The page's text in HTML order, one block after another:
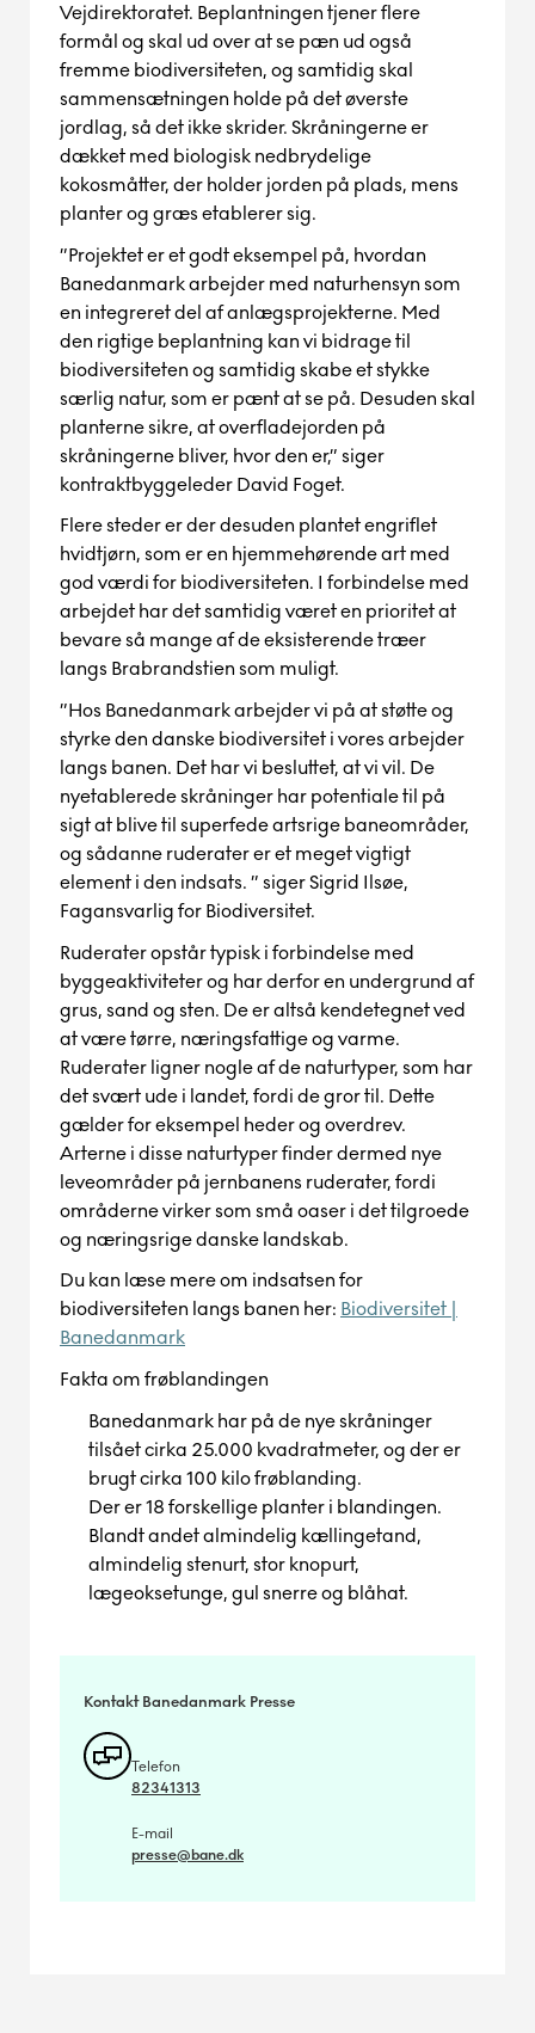
Vejdirektoratet. Beplantningen tjener flere
formål og skal ud over at se pæn ud også
fremme biodiversiteten, og samtidig skal
sammensætningen holde på det øverste
jordlag, så det ikke skrider. Skråningerne er
dækket med biologisk nedbrydelige
kokosmåtter, der holder jorden på plads, mens
planter og græs etablerer sig.
”Projektet er et godt eksempel på, hvordan
Banedanmark arbejder med naturhensyn som
en integreret del af anlægsprojekterne. Med
den rigtige beplantning kan vi bidrage til
biodiversiteten og samtidig skabe et stykke
særlig natur, som er pænt at se på. Desuden skal
planterne sikre, atoverfladejorden på
skråningerne bliver, hvor den er,” siger
kontraktbyggeleder David Foget.
Flere steder er der desuden plantet engriflet
hvidtjørn, som er en hjemmehørende art med
god værdi for biodiversiteten. I forbindelse med
arbejdet har det samtidig været en prioritet at
bevare så mange af de eksisterende træer
langs Brabrand stien som muligt.
”Hos Banedanmarkarbejder vi på at støtte og
styrke den danske biodiversitet i vores arbejder
langs banen. Det har vi besluttet, at vi vil. De
nyetablerede skråninger har potentiale til på
sigt at blive til superfede artsrige baneområder,
og sådanne ruderaterer et meget vigtigt
element i den indsats. ” siger Sigrid Ilsøe,
Fagansvarlig for Biodiversitet.
Ruderateropstår typisk i forbindelse med
byggeaktiviteter og har derfor en undergrund af
grus, sand og sten. Deeraltså kendetegnet ved
at være tørre, næringsfattige og varme.
Ruderater ligner nogle afde naturtyper, som har
det svært ude i landet, fordi de gror til. Dette
gælder for eksempel heder og overdrev.
Arterne i disse naturtyper finder dermed nye
leveområder på jernbanens ruderater, fordi
områderne virker som små oaser i det tilgroede
og næringsrige danske landskab.
Du kan læse mere om indsatsen for
biodiversiteten langs banen her: Biodiversitet |
Banedanmark
Fakta om frøblandingen
Banedanmark har på de nye skråninger
tilsået cirka 25.000 kvadratmeter, og der er
brugt cirka 100 kilo frøblanding.
Der er 18 forskellige planter i blandingen.
Blandt andet almindelig kællingetand,
almindelig stenurt, stor knopurt,
lægeoksetunge, gul snerre og blåhat.
Kontakt Banedanmark Presse
Telefon
82341313
E-mail
presse@bane.dk